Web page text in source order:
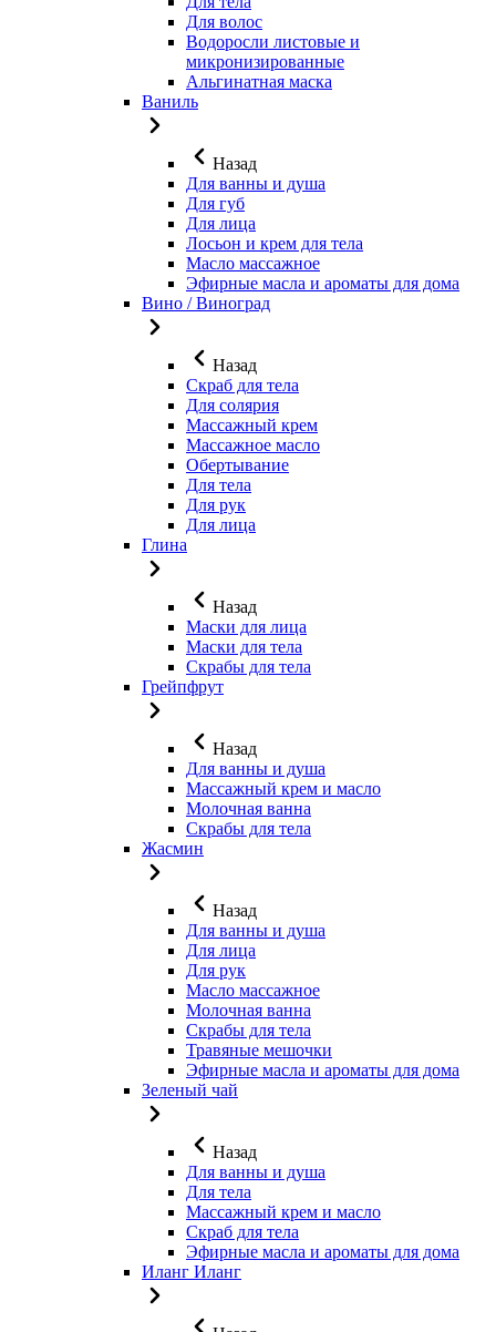
Для волос
Водоросли листовые и
микронизированные
Альгинатная маска
Ваниль
Назад
Для ванны и душа
Для губ
Для лица
Лосьон и крем для тела
Масло массажное
Эфирные масла и ароматы для дома
Вино / Виноград
Назад
Скраб для тела
Для солярия
Массажный крем
Массажное масло
Обертывание
Для тела
Для рук
Для лица
Глина
Назад
Маски для лица
Маски для тела
Скрабы для тела
Грейпфрут
Назад
Для ванны и душа
Массажный крем и масло
Молочная ванна
Скрабы для тела
Жасмин
Назад
Для ванны и душа
Для лица
Для рук
Масло массажное
Молочная ванна
Скрабы для тела
Травяные мешочки
Эфирные масла и ароматы для дома
Зеленый чай
Назад
Для ванны и душа
Для тела
Массажный крем и масло
Скраб для тела
Эфирные масла и ароматы для дома
Иланг Иланг